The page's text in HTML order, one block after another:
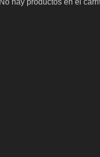
No hay productos en el